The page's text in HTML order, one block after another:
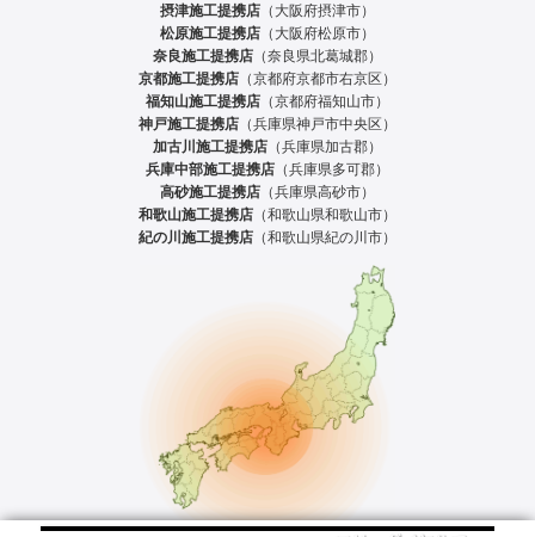
摂津施工提携店 （大阪府摂津市）
松原施工提携店 （大阪府松原市）
奈良施工提携店 （奈良県北葛城郡）
京都施工提携店 （京都府京都市右京区）
福知山施工提携店 （京都府福知山市）
神戸施工提携店 （兵庫県神戸市中央区）
加古川施工提携店 （兵庫県加古郡）
兵庫中部施工提携店 （兵庫県多可郡）
高砂施工提携店 （兵庫県高砂市）
和歌山施工提携店 （和歌山県和歌山市）
紀の川施工提携店 （和歌山県紀の川市）